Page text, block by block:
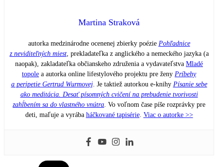
Martina Straková
autorka medzinárodne ocenenej zbierky poézie Pohľadnice
z neviditeľných miest, prekladateľka z anglického a nemeckého jazyka (a
naopak), zakladateľka občianskeho združenia a vydavateľstva Mladé
topole a autorka online lifestylového projektu pre ženy Príbehy
a peripetie Gertrud Wurmovej. Je taktiež autorkou e-knihy Písanie sebe
ako meditácia. Desať písomných cvičení na prebudenie tvorivosti
zahĺbením sa do vlastného vnútra . Vo voľnom čase píše rozprávky pre
deti, maľuje a vyrába háčkované tapisérie. Viac o autorke >>